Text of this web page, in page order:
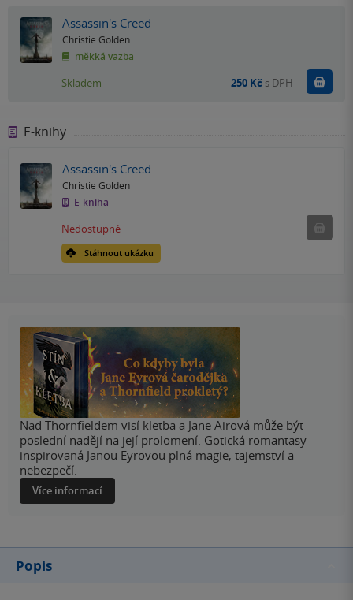
Assassin's Creed
Christie Golden
měkká vazba
Skladem 250 Kč s DPH
E-knihy
Assassin's Creed
Christie Golden
E-kniha
Stáhnout ukázku
Nedostupné
Nad Thornfieldem visí kletba a Jane Airová může být
poslední nadějí na její prolomení. Gotická romantasy
inspirovaná Janou Eyrovou plná magie, tajemství a
nebezpečí.
Více informací
Popis